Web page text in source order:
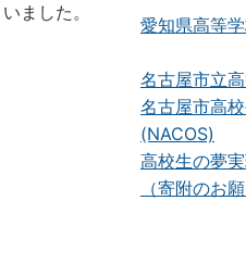
ました。
愛知県高等
名古屋市立
名古屋市高
(NACOS)
高校生の夢
（寄附のお願